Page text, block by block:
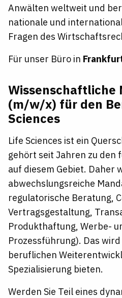
Anwälten weltweit und
nationale und
Fragen des
Für unser Büro in
Wissenschaftliche
(m/w/x) für den
Sciences
Life Sciences ist ein
gehört seit Jahren zu den
auf diesem Gebiet. Daher
abwechslungsreiche
regulatorische Beratung,
Vertragsgestaltung,
Produkthaftung, Werbe-
Prozessführung). Das
beruflichen
Spezialisierung bieten.
Werden Sie Teil eines